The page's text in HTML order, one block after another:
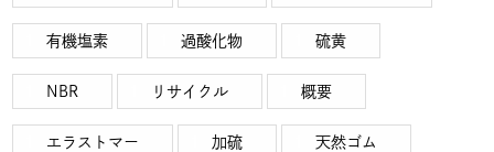
有機塩素 過酸化物 硫黄
NBR リサイクル 概要
エラストマー 加硫 天然ゴム